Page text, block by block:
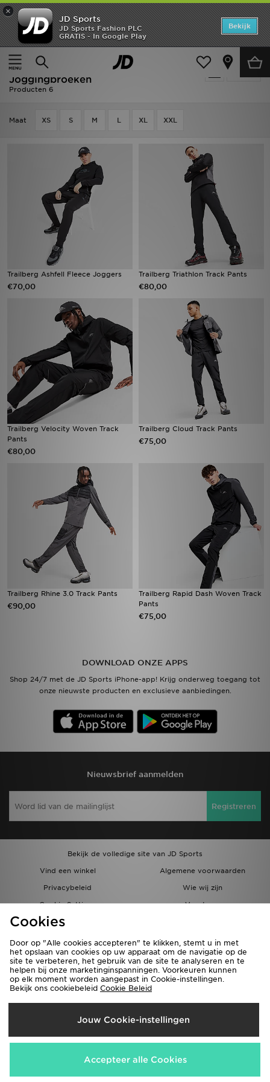
×
JD Sports
JD Sports Fashion PLC
GRATIS - In Google Play
Bekijk
Thuis
Heren Herenkleding Joggingbroeken
Heren - Zwart Trailberg
Joggingbroeken
Producten 6
Maat XS S M L XL XXL
Trailberg Ashfell Fleece Joggers
€70,00
Trailberg Triathlon Track Pants
€80,00
Trailberg Velocity Woven Track
Pants
€80,00
Trailberg Cloud Track Pants
€75,00
Trailberg Rhine 3.0 Track Pants
€90,00
Trailberg Rapid Dash Woven Track
Pants
€75,00
DOWNLOAD ONZE APPS
Shop 24/7 met de JD Sports iPhone-app! Krijg onderweg toegang tot
onze nieuwste producten en exclusieve aanbiedingen.
Nieuwsbrief aanmelden
Registreren
Bekijk de volledige site van JD Sports
Vind een winkel
Algemene voorwaarden
Privacybeleid
Wie wij zijn
Cookie Settings
Vacatures
Bestellingen en Levering
Verzenden Naar
België
Wij accepteren de volgende betaalmethoden
Home
Offers
New In
Merken
Bestelling traceren
Mijn JD
Klantenservice
Download de app
Wie wij zijn
Cookies
Door op "Alle cookies accepteren" te klikken, stemt u in met
het opslaan van cookies op uw apparaat om de navigatie op de
site te verbeteren, het gebruik van de site te analyseren en te
helpen bij onze marketinginspanningen. Voorkeuren kunnen
op elk moment worden aangepast in Cookie-instellingen.
Bekijk ons cookiebeleid Cookie Beleid
Jouw Cookie-instellingen
Accepteer alle Cookies